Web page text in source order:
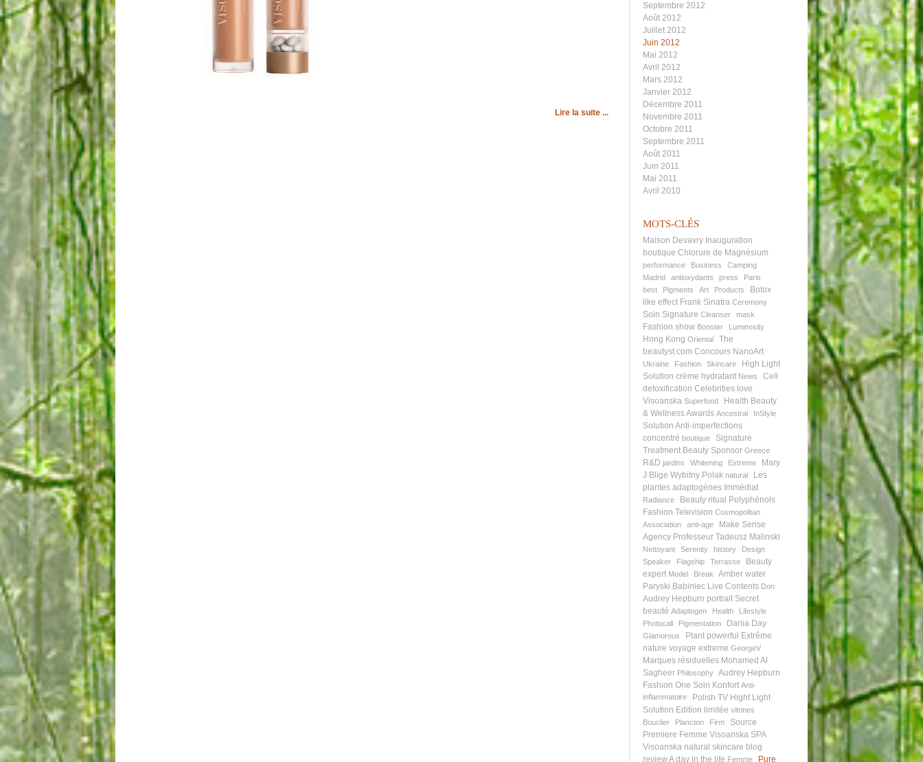
Septembre 2012
Août 2012
Juillet 2012
Juin 2012
Mai 2012
Avril 2012
Mars 2012
Janvier 2012
Décembre 2011
Novembre 2011
Octobre 2011
Septembre 2011
Août 2011
Juin 2011
Mai 2011
Avril 2010
MOTS-CLÉS
Maison Devavry Inauguration
boutique Chlorure de Magnésium
performance Business
Camping
Madrid
antioxydants press
Paris
best
Pigments Art Products
Botox
like effect Frank Sinatra Ceremony
Soin Signature Cleanser mask
Fashion show Booster Luminosity
Hong Kong Oriental
The
beautyst.com Concours NanoArt
Ukraine Fashion Skincare
High Light
Solution crème hydratant News
Cell
detoxification Celebrities love
Visoanska Superfood
Health Beauty
& Wellness Awards Ancestral InStyle
Solution Anti-imperfections
concentré boutique
Signature
Treatment Beauty Sponsor Greece
R&D jardins Whitening Extreme
Mary
J Blige Wybitny Polak natural
Les
plantes adaptogènes Immédiat
Radiance Beauty ritual Polyphénols
Fashion Television Cosmopolitan
Association
anti-age
Make Sense
Agency Professeur Tadeusz Malinski
Nettoyant Serenity history
Design
Speaker
Flagship Terrasse
Beauty
expert Model Break
Amber water
Paryski Babiniec Live Contents Don
Audrey Hepburn portrait Secret
beauté Adaptogen Health
Lifestyle
Photocall
Pigmentation Dariia Day
Glamorous Plant powerful
Extrême
nature voyage extreme GeorgeV
Marques résiduelles Mohamed Al
Sagheer Philosophy Audrey Hepburn
Fashion One Soin Konfort Anti-
inflammatoire Polish TV Hight Light
Solution Edition limitée vitrines
Bouclier
Plancton Firm
Source
Premiere Femme Visoanska SPA
Visoanska natural skincare blog
reviewA day in the life Femme
Pure
Lire la suite ...